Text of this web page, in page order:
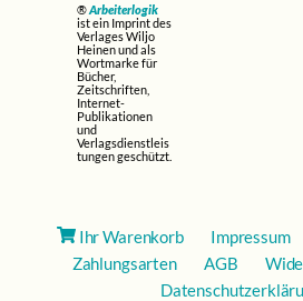
®Arbeiterlogik
ist ein Imprint des
Verlages Wiljo
Heinen und als
Wortmarke für
Bücher,
Zeitschriften,
Internet-
Publikationen
und
Verlagsdienstleis
tungen geschützt.
Ihr Warenkorb Impressum
Zahlungsarten
AGB